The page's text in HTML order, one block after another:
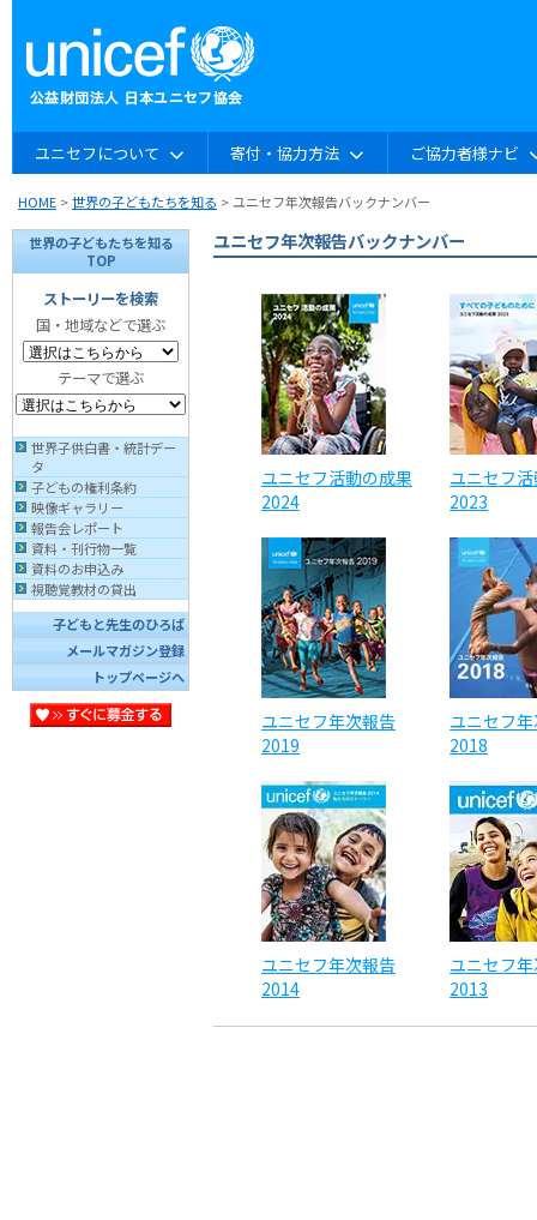
ユニセフについて 寄付・協力方法 ご協力者様ナビ
HOME >世界の子どもたちを知る > ユニセフ年次報告バックナンバー
世界の子どもたちを知る
TOP
ストーリーを検索
国・地域などで選ぶ
テーマで選ぶ
世界子供白書・統計デー
タ
子どもの権利条約
映像ギャラリー
報告会レポート
資料・刊行物一覧
資料のお申込み
視聴覚教材の貸出
子どもと先生のひろば
メールマガジン登録
トップページへ
ユニセフ年次報告バックナンバー
ユニセフ活動の成果
2024
ユニセフ
2023
ユニセフ年次報告
2019
ユニセフ
2018
ユニセフ年次報告
2014
ユニセフ
2013